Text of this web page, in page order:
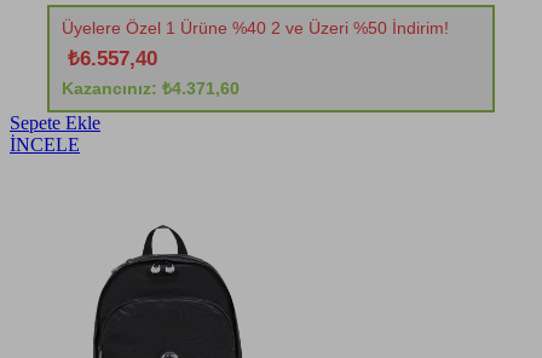
Üyelere Özel 1 Ürüne %40 2 ve Üzeri %50 İndirim!
₺6.557,40
Kazancınız: ₺4.371,60
Sepete Ekle
İNCELE